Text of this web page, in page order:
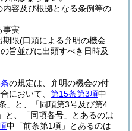
容及び根拠となる条例等の
事実
期限(口頭による弁明の機会
旨並びに出頭すべき日時及
の規定は、弁明の機会の付
において、 第15条第3項中
」と、「同項第3号及び第4
と、「同項各号」とあるのは
中「前条第1項」とあるのは